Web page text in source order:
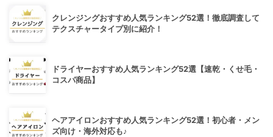
クレンジングおすすめ人気ランキング52選！徹底調査して
テクスチャータイプ別に紹介！
ドライヤーおすすめ人気ランキング52選【速乾・くせ毛・
コスパ商品】
ヘアアイロンおすすめ人気ランキング52選！初心者・メン
ズ向け・海外対応も♪